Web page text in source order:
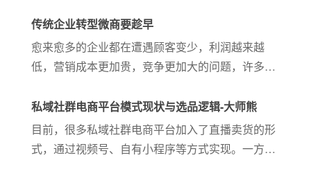
商观念来到这一方位，有许多 出色的培训学校可以
出示相对性完善和...
传统企业转型微商要趁早
愈来愈多的企业都在遭遇顾客变少，利润越来越
低，营销成本更加贵，竞争更加大的问题，许多老
客在哪，生意就在哪，我们去哪。现在大多数人每
天用的最多的就是微信，微商行业充满机遇。如果
你还没布局微商，你的顾客在不经意之间、在人际
私域社群电商平台模式现状与选品逻辑-大师熊
目前，很多私域社群电商平台加入了直播卖货的形
式，通过视频号、自有小程序等方式实现。一方